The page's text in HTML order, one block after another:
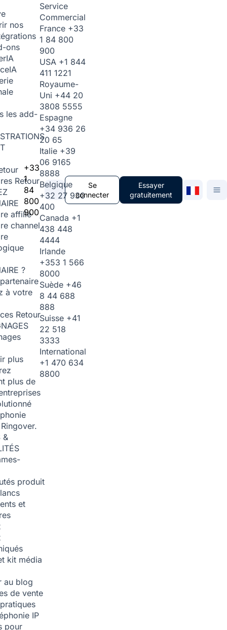
nos
ons
IA
IA
les add-
Retour
affilié
channel
?
à votre
Retour
plus
plus de
&
produit
et
kit média
au blog
de vente
IP
pour
+33
1
84
800
900
Service
Commercial
France +33
1 84 800
900
USA +1 844
411 1221
Royaume-
Uni +44 20
3808 5555
Espagne
+34 936 26
20 65
Italie +39
06 9165
8888
Belgique
+32 27 930
400
Canada +1
438 448
4444
Irlande
+353 1 566
8000
Suède +46
8 44 688
888
Suisse +41
22 518
3333
International
+1 470 634
8800
Se
connecter
Essayer
gratuitement